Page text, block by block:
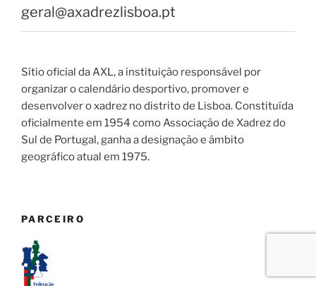
geral@axadrezlisboa.pt
Sítio oficial da AXL, a instituição responsável por
organizar o calendário desportivo, promover e
desenvolver o xadrez no distrito de Lisboa. Constituída
oficialmente em 1954 como Associação de Xadrez do
Sul de Portugal, ganha a designação e âmbito
geográfico atual em 1975.
PARCEIRO